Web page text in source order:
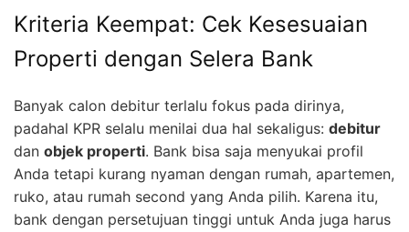
Kriteria Keempat: Cek Kesesuaian
Properti dengan Selera Bank
Banyak calon debitur terlalu fokus pada dirinya,
padahal KPR selalu menilai dua hal sekaligus: debitur
dan objek properti. Bank bisa saja menyukai profil
Anda tetapi kurang nyaman dengan rumah, apartemen,
ruko, atau rumah second yang Anda pilih. Karena itu,
bank dengan persetujuan tinggi untuk Anda juga harus